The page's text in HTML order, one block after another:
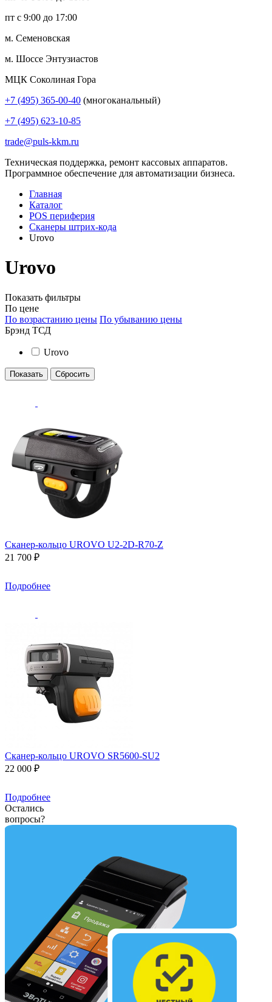
пт с 9:00 до 17:00
м. Семеновская
м. Шоссе Энтузиастов
МЦК Соколиная Гора
+7 (495) 365-00-40 (многоканальный)
+7 (495) 623-10-85
trade@puls-kkm.ru
Техническая поддержка, ремонт кассовых аппаратов.
Программное обеспечение для автоматизации бизнеса.
Главная
Каталог
POS периферия
Сканеры штрих-кода
Urovo
Urovo
Показать фильтры
По цене
По возрастанию цены По убыванию цены
Брэнд ТСД
Urovo
Сканер-кольцо UROVO U2-2D-R70-Z
21 700 ₽
Подробнее
Сканер-кольцо UROVO SR5600-SU2
22 000 ₽
Подробнее
Остались
вопросы?